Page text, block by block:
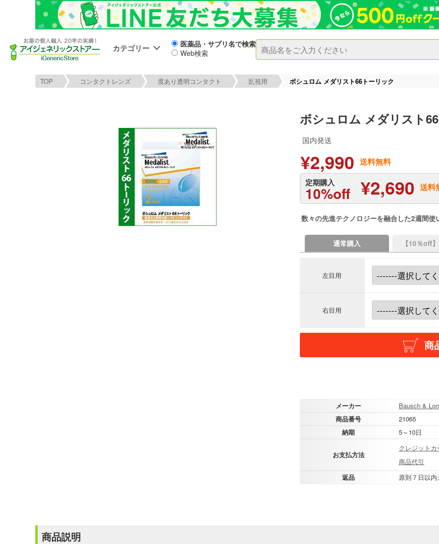
カテゴリー
医薬品・サプリ名で検索
Web検索
TOP コンタクトレンズ 度あり透明コンタクト 乱視用 ボシュロム メダリスト66トーリック
ボシュロム メダリスト
国内発送
¥2,990 送料無料
定期購入
10%off ¥2,690 送料
数々の先進テクノロジーを融合した2週間使
通常購入 【10％off
左目用
右目用
商
メーカー
Bausch &
商品番号
21065
納期
5～10日
お支払方法
クレジットカ
商品代引
返品
原則７日以
商品説明